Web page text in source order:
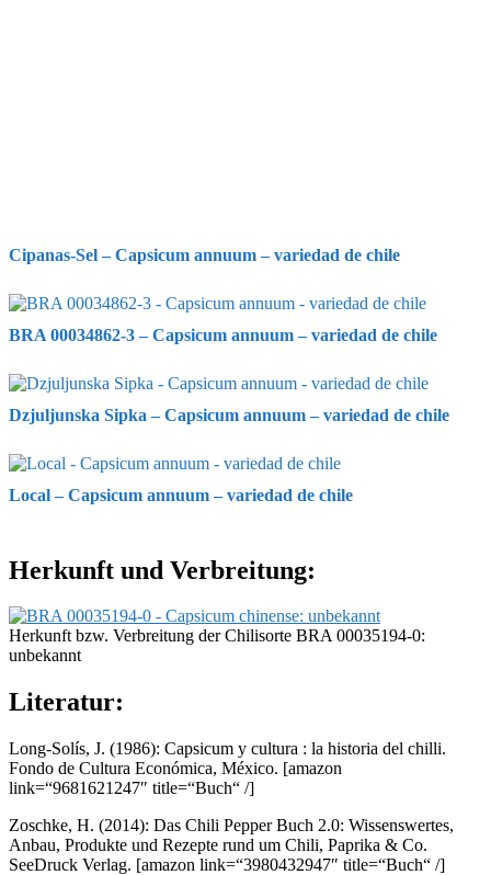
Cipanas-Sel – Capsicum annuum – variedad de chile
BRA 00034862-3 – Capsicum annuum – variedad de chile
Dzjuljunska Sipka – Capsicum annuum – variedad de chile
Local – Capsicum annuum – variedad de chile
Herkunft und Verbreitung:
Herkunft bzw. Verbreitung der Chilisorte BRA 00035194-0:
unbekannt
Literatur:
Long-Solís, J. (1986): Capsicum y cultura : la historia del chilli.
Fondo de Cultura Económica, México. [amazon
link=“9681621247″ title=“Buch“ /]
Zoschke, H. (2014): Das Chili Pepper Buch 2.0: Wissenswertes,
Anbau, Produkte und Rezepte rund um Chili, Paprika & Co.
SeeDruck Verlag. [amazon link=“3980432947″ title=“Buch“ /]